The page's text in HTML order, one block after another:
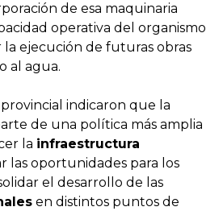
de esa maquinaria
operativa del organismo
la ejecución de futuras obras
al agua.
indicaron que la
de una política más amplia
la infraestructura
las oportunidades para los
el desarrollo de las
en distintos puntos de